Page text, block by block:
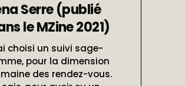
Serre (publié
le MZine 2021)
choisi un suivi sage-
pour la dimension
des rendez-vous.